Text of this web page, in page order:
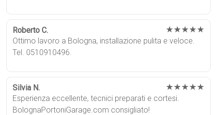
Roberto C. ★★★★★
Ottimo lavoro a Bologna, installazione pulita e veloce.
Tel. 0510910496.
Silvia N. ★★★★★
Esperienza eccellente, tecnici preparati e cortesi.
BolognaPortoniGarage.com consigliato!